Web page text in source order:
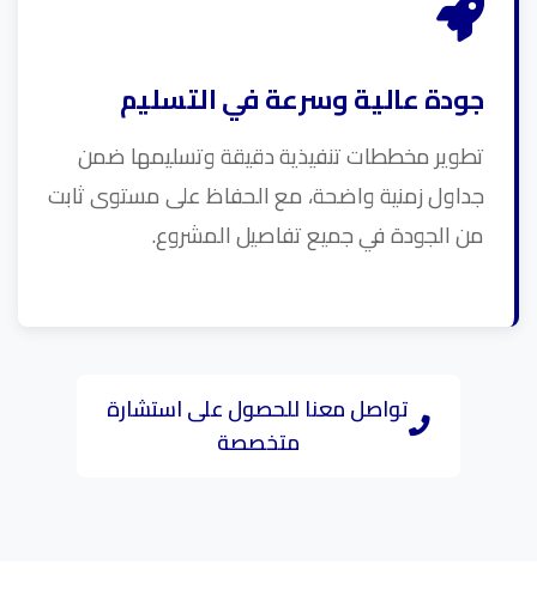
جودة عالية وسرعة في التسليم
تطوير مخططات تنفيذية دقيقة وتسليمها ضمن
جداول زمنية واضحة، مع الحفاظ على مستوى ثابت
من الجودة في جميع تفاصيل المشروع.
تواصل معنا للحصول على استشارة
متخصصة